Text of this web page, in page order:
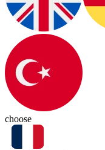
choose